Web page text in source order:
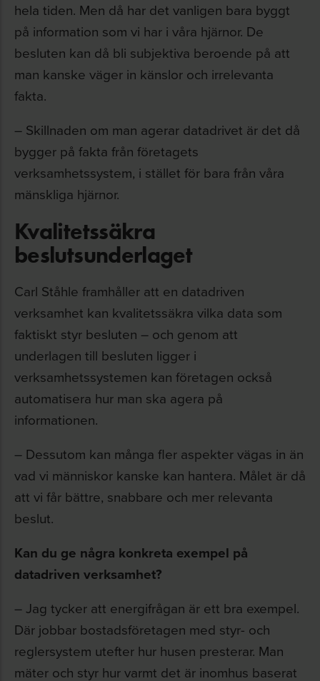
hela tiden. Men då har det vanligen bara byggt
på information som vi har i våra hjärnor. De
besluten kan då bli subjektiva beroende på att
man kanske väger in känslor och irrelevanta
fakta.
– Skillnaden om man agerar datadrivet är det då
bygger på fakta från företagets
verksamhetssystem, i stället för bara från våra
mänskliga hjärnor.
Kvalitetssäkra
beslutsunderlaget
Carl Ståhle framhåller att en datadriven
verksamhet kan kvalitetssäkra vilka data som
faktiskt styr besluten – och genom att
underlagen till besluten ligger i
verksamhetssystemen kan företagen också
automatisera hur man ska agera på
informationen.
– Dessutom kan många fler aspekter vägas in än
vad vi människor kanske kan hantera. Målet är då
att vi får bättre, snabbare och mer relevanta
beslut.
Kan du ge några konkreta exempel på
datadriven verksamhet?
– Jag tycker att energifrågan är ett bra exempel.
Där jobbar bostadsföretagen med styr- och
reglersystem utefter hur husen presterar. Man
mäter och styr hur varmt det är inomhus baserat